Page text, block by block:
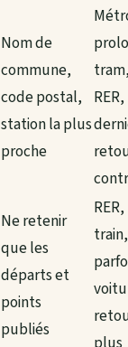
Nom de
commune,
code postal,
station la plus
proche
RER,
Ne retenir
que les
départs et
points
publiés
RER,
train,